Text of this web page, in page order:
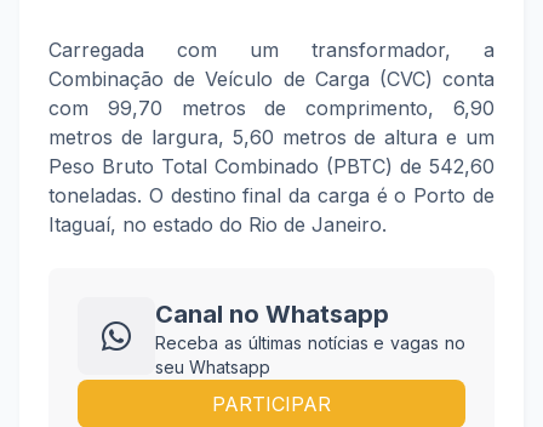
Carregada com um transformador, a
Combinação de Veículo de Carga (CVC) conta
com 99,70 metros de comprimento, 6,90
metros de largura, 5,60 metros de altura e um
Peso Bruto Total Combinado (PBTC) de 542,60
toneladas. O destino final da carga é o Porto de
Itaguaí, no estado do Rio de Janeiro.
Canal no Whatsapp
Receba as últimas notícias e vagas no
seu Whatsapp
PARTICIPAR